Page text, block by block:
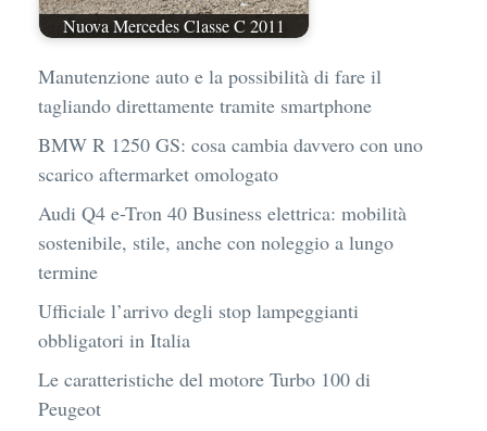
Nuova Mercedes Classe C 2011
Manutenzione auto e la possibilità di fare il
tagliando direttamente tramite smartphone
BMW R 1250 GS: cosa cambia davvero con uno
scarico aftermarket omologato
Audi Q4 e-Tron 40 Business elettrica: mobilità
sostenibile, stile, anche con noleggio a lungo
termine
Ufficiale l’arrivo degli stop lampeggianti
obbligatori in Italia
Le caratteristiche del motore Turbo 100 di
Peugeot